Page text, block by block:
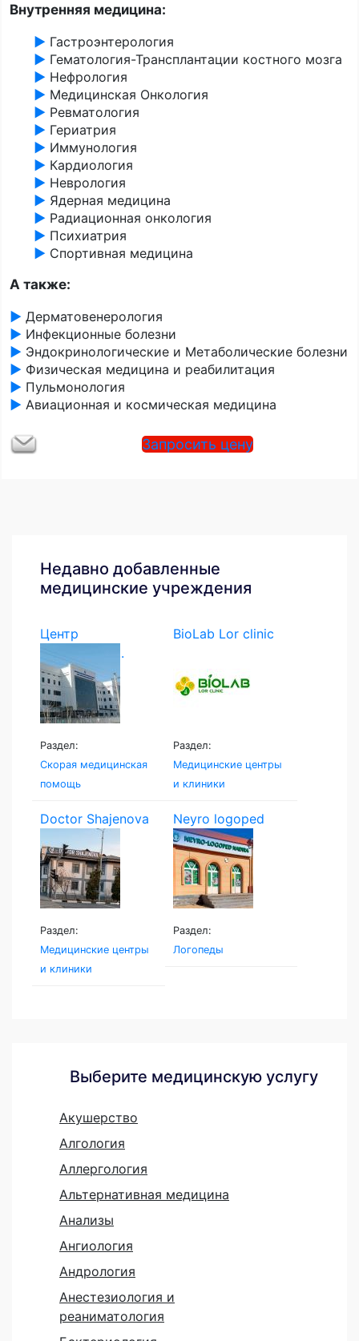
Внутренняя медицина:
► Гастроэнтерология
► Гематология-Трансплантации костного мозга
► Нефрология
► Медицинская Онкология
► Ревматология
► Гериатрия
► Иммунология
► Кардиология
► Неврология
► Ядерная медицина
► Радиационная онкология
► Психиатрия
► Спортивная медицина
А также:
► Дерматовенерология
► Инфекционные болезни
► Эндокринологические и Метаболические болезни
► Физическая медицина и реабилитация
► Пульмонология
► Авиационная и космическая медицина
Запросить цену
Недавно добавленные
медицинские учреждения
Центр
экстренной...
Раздел:
Скорая медицинская
помощь
BioLab Lor clinic
Раздел:
Медицинские центры
и клиники
Doctor Shajenova
Раздел:
Медицинские центры
и клиники
Neyro logoped
Раздел:
Логопеды
Выберите медицинскую услугу
Акушерство
Алгология
Аллергология
Альтернативная медицина
Анализы
Ангиология
Андрология
Анестезиология и
реаниматология